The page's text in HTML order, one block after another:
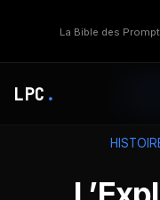
La Bible des
LPC .